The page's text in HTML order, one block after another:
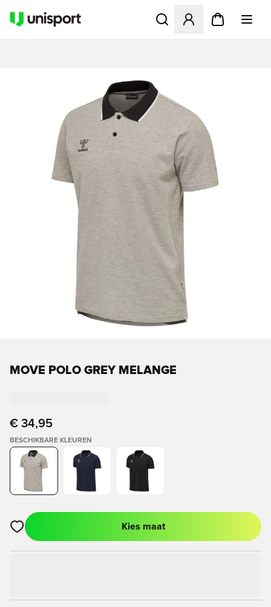
Opent een venster om in
MOVE POLO GREY MELANGE
€ 34,95
BESCHIKBARE KLEUREN
Opent een venster om in te loggen of je aan te melden als lid
Kies maat